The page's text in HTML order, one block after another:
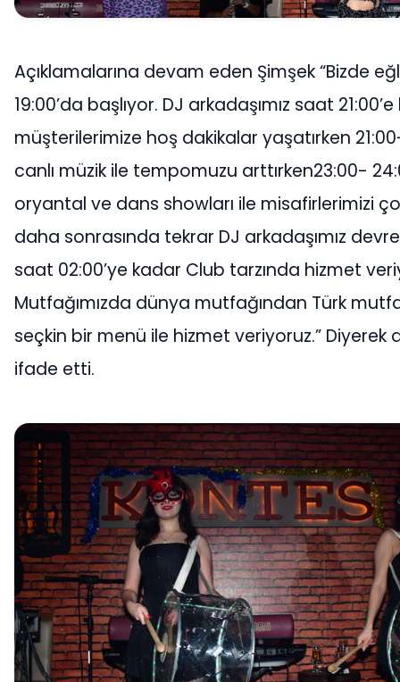
Açıklamalarına devam eden Şimşek “Bizde
19:00’da başlıyor. DJ arkadaşımız saat
müşterilerimize hoş dakikalar yaşatırken
canlı müzik ile tempomuzu arttırken23:00-
oryantal ve dans showları ile misafirlerimizi
daha sonrasında tekrar DJ arkadaşımız
saat 02:00’ye kadar Club tarzında hizmet
Mutfağımızda dünya mutfağından Türk
seçkin bir menü ile hizmet veriyoruz.” Diyerek
ifade etti.